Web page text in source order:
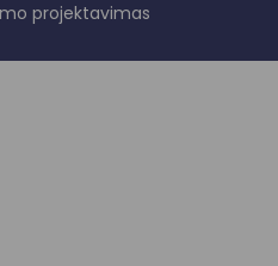
projektavimas